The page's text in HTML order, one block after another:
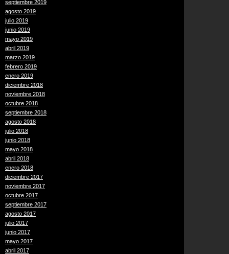
septiembre 2019
agosto 2019
julio 2019
junio 2019
mayo 2019
abril 2019
marzo 2019
febrero 2019
enero 2019
diciembre 2018
noviembre 2018
octubre 2018
septiembre 2018
agosto 2018
julio 2018
junio 2018
mayo 2018
abril 2018
enero 2018
diciembre 2017
noviembre 2017
octubre 2017
septiembre 2017
agosto 2017
julio 2017
junio 2017
mayo 2017
abril 2017